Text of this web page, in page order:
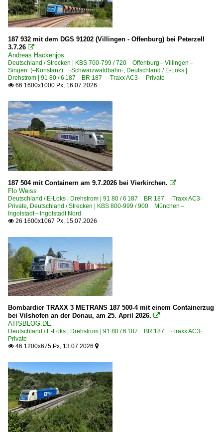
6 185 BR 185 ·Traxx AC1/2·
6 185 BR 185 ·Traxx AC1/2· Private
6 185 BR 185 ·Traxx AC1/2· Werbeloks
6 186 BR 186 ·Traxx MS2e·
6 186 BR 186 ·Traxx MS2e· Werbeloks
6 187 BR 187 ·Traxx AC3·
6 192 BR 192 ·Smartron·
6 193 ¦ 7 193 BR 193 ·Vectron AC/MS· 'X4 E' Private
6 193 BR 193 ·Vectron AC/MS·
E-Loks | konventionell
6 114 BR 114.0 ex 112.0
6 139 BR 139 E 40.11
6 151 BR 151 Private
0 430 BR 430
0 450 BR 450 · Be 4/8 ·GT8-100C/2S, GT8-100D/2S·
1 440 BR 440 ·Coradia Continental 2· 'Grinsekatze'
9 442 BR 442 ·Talent 2· 'Hamsterbacke'
Galerien
2016 8. Dresdner Dampfloktreffen
Mitzieher
Güterverkehr
Autotransportzüge
Coil-, Stahl- und Aluminiumzüge
Flüssigeisentransport, Torpedowagenzüge
187 932 mit dem DGS 91202 (Villingen - Offenburg) bei Peterzell
3.7.26 
Andreas Hackenjos
Deutschland / Strecken | KBS 700-799 / 720 Offenburg – Villingen –
Singen (–Konstanz) ·Schwarzwaldbahn·, Deutschland / E-Loks |
Drehstrom | 91 80 / 6 187 BR 187 ·Traxx AC3· Private
 66 1600x1000 Px, 16.07.2026
187 504 mit Containern am 9.7.2026 bei Vierkirchen. 
Flo Weiss
Deutschland / E-Loks | Drehstrom | 91 80 / 6 187 BR 187 ·Traxx AC3·
Private, Deutschland / Strecken | KBS 800-999 / 900 München –
Ingolstadt – Ingolstadt Nord
 26 1600x1067 Px, 15.07.2026
Bombardier TRAXX 3 METRANS 187 500-4 mit einem Containerzug
bei Vilshofen an der Donau, am 25. April 2026. 
ATISBLOG.DE
Deutschland / E-Loks | Drehstrom | 91 80 / 6 187 BR 187 ·Traxx AC3·
Private
 46 1200x675 Px, 13.07.2026 